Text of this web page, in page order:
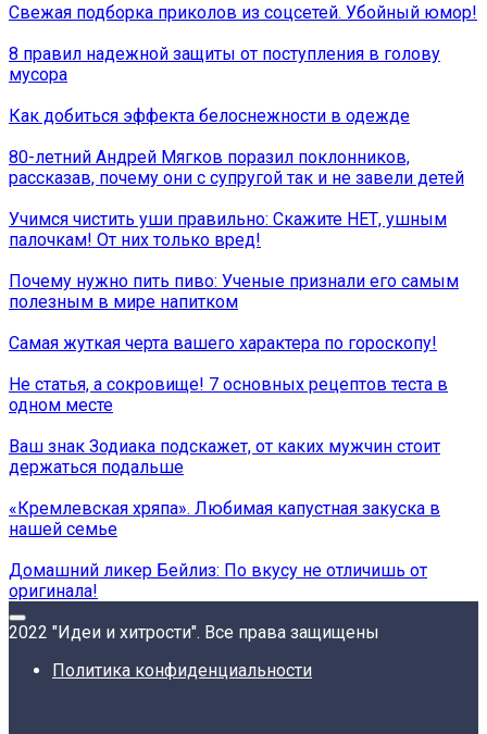
Свежая подборка приколов из соцсетей. Убойный юмор!
8 правил надежной защиты от поступления в голову
мусора
Как добиться эффекта белоснежности в одежде
80-летний Андрей Мягков поразил поклонников,
рассказав, почему они с супругой так и не завели детей
Учимся чистить уши правильно: Скажите НЕТ, ушным
палочкам! От них только вред!
Почему нужно пить пиво: Ученые признали его самым
полезным в мире напитком
Самая жуткая черта вашего характера по гороскопу!
Не статья, а сокровище! 7 основных рецептов теста в
одном месте
Ваш знак Зодиака подскажет, от каких мужчин стоит
держаться подальше
«Кремлевская хряпа». Любимая капустная закуска в
нашей семье
Домашний ликер Бейлиз: По вкусу не отличишь от
оригинала!
2022 "Идеи и хитрости". Все права защищены
Политика конфиденциальности